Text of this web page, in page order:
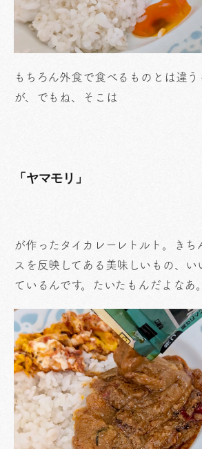
もちろん外食で食べるものとは違
が、でもね、そこは
「ヤマモリ」
が作ったタイカレーレトルト。きち
スを反映してある美味しいもの、い
ているんです。たいたもんだよなあ。